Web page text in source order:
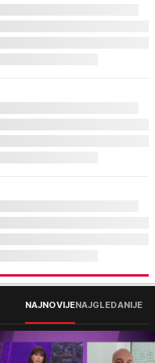
NAJNOVIJENAJGLEDANIJE